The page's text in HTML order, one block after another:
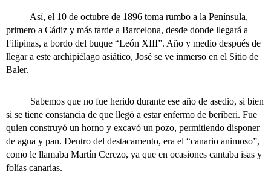
Así, el 10 de octubre de 1896 toma rumbo a la Península,
primero a Cádiz y más tarde a Barcelona, desde donde llegará a
Filipinas, a bordo del buque “León XIII”. Año y medio después de
llegar a este archipiélago asiático, José se ve inmerso en el Sitio de
Baler.
Sabemos que no fue herido durante ese año de asedio, si bien
si se tiene constancia de que llegó a estar enfermo de beriberi. Fue
quien construyó un horno y excavó un pozo, permitiendo disponer
de agua y pan. Dentro del destacamento, era el “canario animoso”,
como le llamaba Martín Cerezo, ya que en ocasiones cantaba isas y
folías canarias.